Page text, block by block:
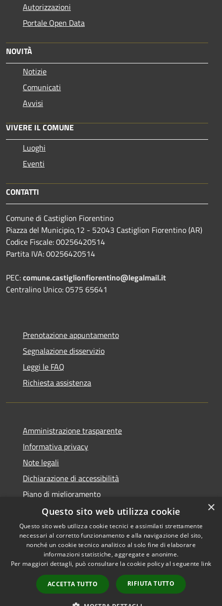
Autorizzazioni
Portale Open Data
NOVITÀ
Notizie
Comunicati
Avvisi
VIVERE IL COMUNE
Luoghi
Eventi
CONTATTI
Comune di Castiglion Fiorentino
Piazza del Municipio,12 - 52043 Castiglion Fiorentino (AR)
Codice Fiscale: 00256420514
Partita IVA: 00256420514
PEC:comune.castiglionfiorentino@legalmail.it
Centralino Unico: 0575 65641
Prenotazione appuntamento
Segnalazione disservizio
Leggi le FAQ
Richiesta assistenza
Amministrazione trasparente
Informativa privacy
Note legali
Dichiarazione di accessibilità
Piano di miglioramento
Accessibilità
Privacy
Mappa del sito
Copyright © 2026 • Comune di
Castiglion Fiorentino •
Powered byMunicipium •
Accesso redazione
×
Questo sito web utilizza cookie
Questo sito web utilizza cookie tecnici e assimilati strettamente
necessari al corretto funzionamento e alla navigazione del sito,
nonché un cookie tecnico analitico al solo fine di elaborare
informazioni statistiche, aggregate e anonime.
Per maggiori dettagli, può consultare la cookie policy al seguente link
ACCETTA TUTTO RIFIUTA TUTTO